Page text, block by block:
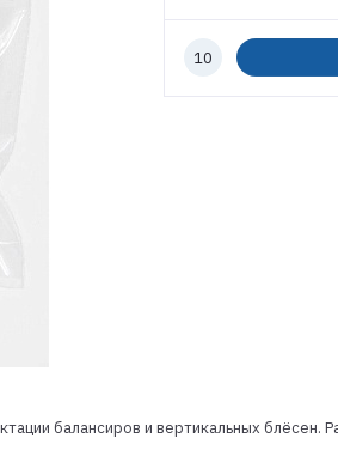
ОПТ
РОЗНИЦА
Количество
балансиров и вертикальных